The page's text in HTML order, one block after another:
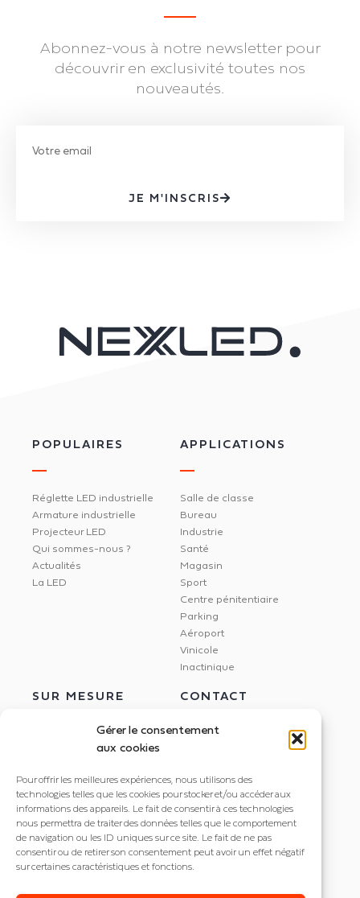
Gérer le consentement
aux cookies
Pour offrir les meilleures expériences, nous utilisons des
technologies telles que les cookies pour stocker et/ou accéder aux
informations des appareils. Le fait de consentir à ces technologies
nous permettra de traiter des données telles que le comportement
de navigation ou les ID uniques sur ce site. Le fait de ne pas
consentir ou de retirer son consentement peut avoir un effet négatif
sur certaines caractéristiques et fonctions.
Abonnez-vous à notre newsletter pour
découvrir en exclusivité toutes nos
nouveautés.
JE M'INSCRIS
POPULAIRES
Réglette LED industrielle
Armature industrielle
Projecteur LED
Qui sommes-nous ?
Actualités
La LED
APPLICATIONS
Salle de classe
Bureau
Industrie
Santé
Magasin
Sport
Centre pénitentiaire
Parking
Aéroport
Vinicole
Inactinique
SUR MESURE
Éclairage circadien
Gestion de l'éclairage
Dalle LED imprimée
CONTACT
395 rue Docteur Marmonnier
38190 Villard Bonnot
+33 4 56 85 82 20